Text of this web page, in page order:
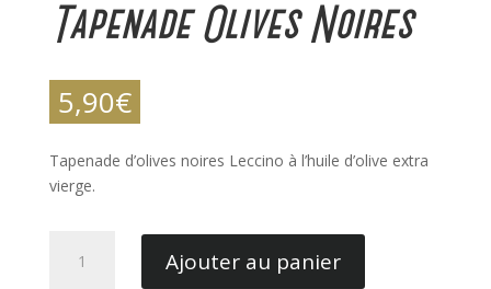
Tapenade Olives Noires
5,90€
Tapenade d’olives noires Leccino à l’huile d’olive extra
vierge.
Ajouter au panier